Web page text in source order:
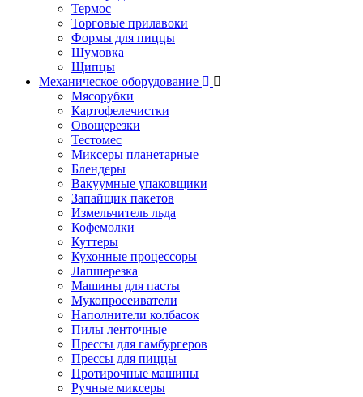
Термос
Торговые прилавоки
Формы для пиццы
Шумовка
Щипцы
Механическое оборудование
Мясорубки
Картофелечистки
Овощерезки
Тестомес
Миксеры планетарные
Блендеры
Вакуумные упаковщики
Запайщик пакетов
Измельчитель льда
Кофемолки
Куттеры
Кухонные процессоры
Лапшерезка
Машины для пасты
Мукопросеиватели
Наполнители колбасок
Пилы ленточные
Прессы для гамбургеров
Прессы для пиццы
Протирочные машины
Ручные миксеры